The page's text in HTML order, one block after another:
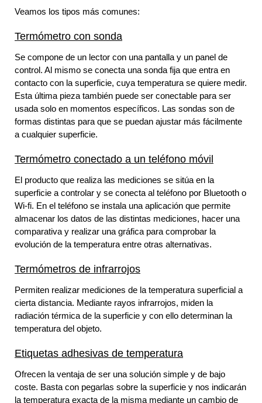
Veamos los tipos más comunes:
Termómetro con sonda
Se compone de un lector con una pantalla y un panel de
control. Al mismo se conecta una sonda fija que entra en
contacto con la superficie, cuya temperatura se quiere medir.
Esta última pieza también puede ser conectable para ser
usada solo en momentos específicos. Las sondas son de
formas distintas para que se puedan ajustar más fácilmente
a cualquier superficie.
Termómetro conectado a un teléfono móvil
El producto que realiza las mediciones se sitúa en la
superficie a controlar y se conecta al teléfono por Bluetooth o
Wi-fi. En el teléfono se instala una aplicación que permite
almacenar los datos de las distintas mediciones, hacer una
comparativa y realizar una gráfica para comprobar la
evolución de la temperatura entre otras alternativas.
Termómetros de infrarrojos
Permiten realizar mediciones de la temperatura superficial a
cierta distancia. Mediante rayos infrarrojos, miden la
radiación térmica de la superficie y con ello determinan la
temperatura del objeto.
Etiquetas adhesivas de temperatura
Ofrecen la ventaja de ser una solución simple y de bajo
coste. Basta con pegarlas sobre la superficie y nos indicarán
la temperatura exacta de la misma mediante un cambio de